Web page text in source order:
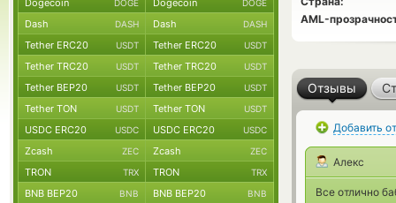
AML-
Отзывы
Добавить
Алекс
Все отлично
Dogecoin DOGE Dogecoin DOGE
Dash DASH Dash DASH
Tether ERC20 USDT Tether ERC20 USDT
Tether TRC20 USDT Tether TRC20 USDT
Tether BEP20 USDT Tether BEP20 USDT
Tether TON USDT Tether TON USDT
USDC ERC20 USDC USDC ERC20 USDC
Zcash ZEC Zcash ZEC
TRON TRX TRON TRX
BNB BEP20 BNB BNB BEP20 BNB